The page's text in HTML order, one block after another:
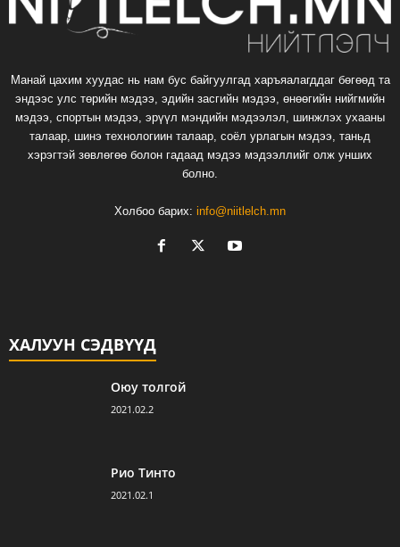
Манай цахим хуудас нь нам бус байгуулгад харъяалагддаг бөгөөд та
эндээс улс төрийн мэдээ, эдийн засгийн мэдээ, өнөөгийн нийгмийн
мэдээ, спортын мэдээ, эрүүл мэндийн мэдээлэл, шинжлэх ухааны
талаар, шинэ технологиин талаар, соёл урлагын мэдээ, таньд
хэрэгтэй зөвлөгөө болон гадаад мэдээ мэдээллийг олж унших
болно.
Холбоо барих: info@niitlelch.mn
ХАЛУУН СЭДВҮҮД
Оюу толгой
2021.02.2
Рио Тинто
2021.02.1